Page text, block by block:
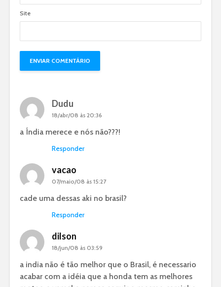
Site
Dudu
18/abr/08 às 20:36
a Índia merece e nós não???!
Responder
vacao
07/maio/08 às 15:27
cade uma dessas aki no brasil?
Responder
dilson
18/jun/08 às 03:59
a india não é tão melhor que o Brasil, é necessario
acabar com a idéia que a honda tem as melhores